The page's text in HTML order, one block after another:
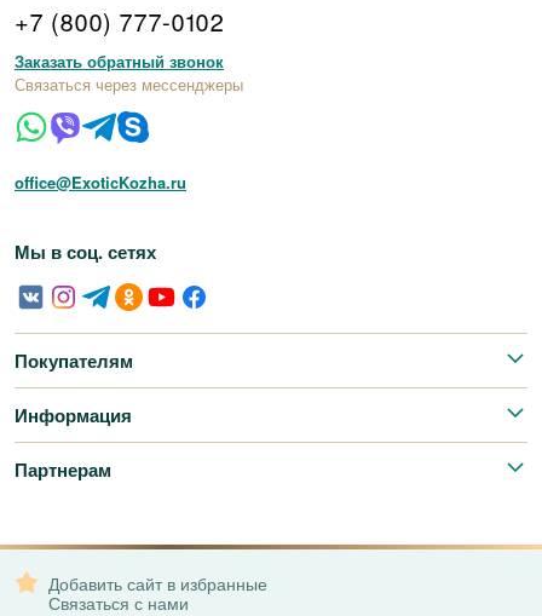
+7 (800) 777-0102
Заказать обратный звонок
Связаться через мессенджеры
office@ExoticKozha.ru
Мы в соц. сетях
Покупателям
Информация
Партнерам
Добавить сайт в избранные
Связаться с нами